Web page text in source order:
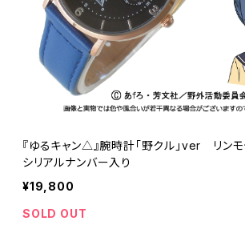
『ゆるキャン△』腕時計「野クル」ver リン
シリアルナンバー入り
¥19,800
SOLD OUT